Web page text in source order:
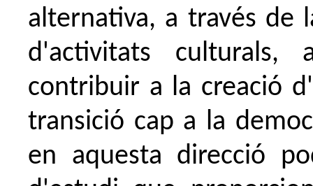
alternativa, a través de
d'activitats
contribuir a la creació
transició cap a la
en aquesta direcció